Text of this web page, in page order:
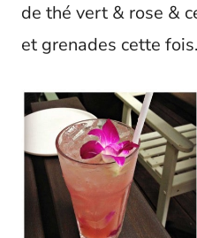
de thé vert & rose &
et grenades cette fois.